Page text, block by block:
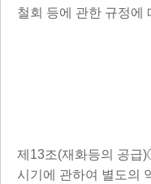
철회 등에 관한 규정에
제13조(재화등의 공급
시기에 관하여 별도의